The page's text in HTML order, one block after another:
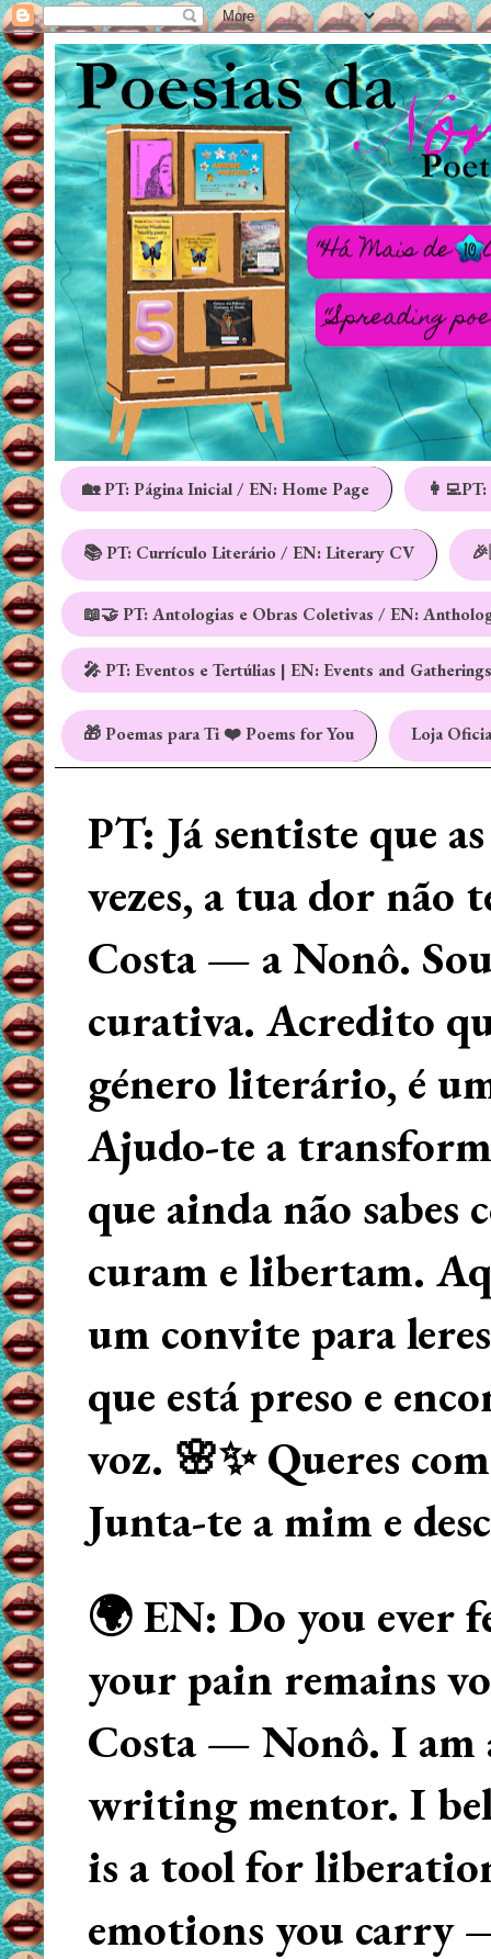
🏡 PT: Página Inicial / EN: Home Page
📚 PT: Currículo Literário / EN: Literary CV
📖🤝 PT: Antologias e Obras Coletivas / EN:
🎤 PT: Eventos e Tertúlias | EN: Events and Gatherings
🎁 Poemas para Ti ❤️ Poems for You Loja
PT: Já sentiste que
vezes, a tua dor não
Costa — a Nonô.
curativa. Acredito
género literário, é
Ajudo-te a
que ainda não
curam e libertam.
um convite para
que está preso e
voz. 🌸✨ Queres
Junta-te a mim e
🌍 EN: Do you ever
your pain remains
Costa — Nonô. I am
writing mentor. I
is a tool for
emotions you carry